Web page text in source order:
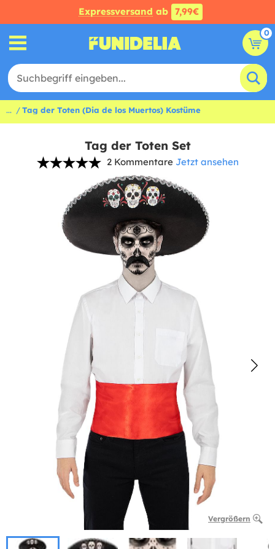
Expressversand ab 7,99€
0
... Tag der Toten (Dia de los Muertos) Kostüme
Tag der Toten Set
2 Kommentare Jetzt ansehen
Vergrößern